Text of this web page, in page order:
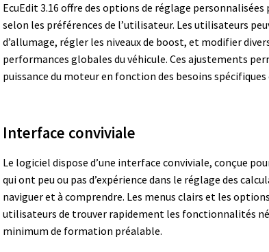
EcuEdit 3.16 offre des options de réglage
selon les préférences de l’utilisateur. Les utilisateurs
d’allumage, régler les niveaux de boost, et modifier
performances globales du véhicule. Ces ajustements
puissance du moteur en fonction des besoins
Interface conviviale
Le logiciel dispose d’une interface conviviale, conçue
qui ont peu ou pas d’expérience dans le réglage des
naviguer et à comprendre. Les menus clairs et les
utilisateurs de trouver rapidement les fonctionnalités
minimum de formation préalable.